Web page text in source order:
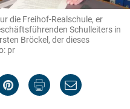
die Freihof-Realschule, er
Schulleiters in
Bröckel, der dieses
pr